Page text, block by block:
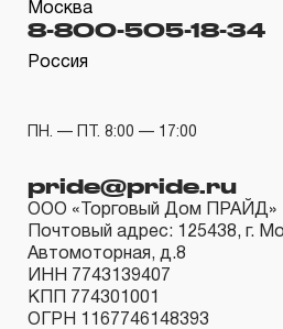
ограниченный срок гарантии
если не предусмотрен
интервал, который зависит от
3.4.3 На группы шарнирно-
разнообразными рабочими
устанавливается срок
ДВЕНАДЦАТЬ месяцев, кроме
рабочие поверхности потеряли
функциональность вследствие
Москва
8-800-505-18-34
Россия
ПН. — ПТ. 8:00 — 17:00
pride@pride.ru
ООО «Торговый Дом ПРАЙД»
Почтовый адрес: 125438, г.
Автомоторная, д.8
ИНН 7743139407
КПП 774301001
ОГРН 1167746148393